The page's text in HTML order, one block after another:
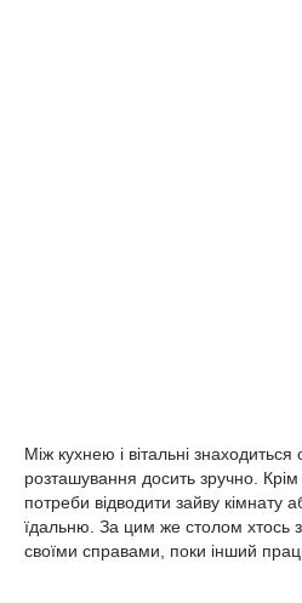
Між кухнею і вітальні знаходиться
розташування досить зручно.
потреби відводити зайву кімнату
їдальню. За цим же столом хтось
своїми справами, поки інший